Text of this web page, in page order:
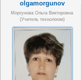
olgamorgunov
Моргунова Ольга Викторовна
(Учитель технологии)